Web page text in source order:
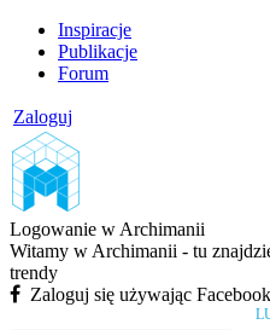
Inspiracje
Publikacje
Forum
Zaloguj
Logowanie w Archimanii
Witamy w Archimanii - tu
trendy
Zaloguj się używając